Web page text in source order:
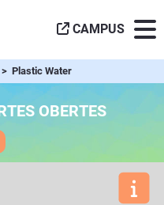
CAMPUS
> Plastic Water
OBERTES